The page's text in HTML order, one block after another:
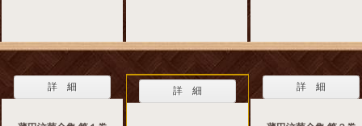
詳 細 詳 細 詳 細